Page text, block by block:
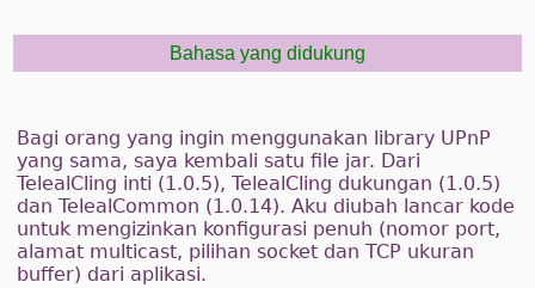
Bahasa yang didukung
Bagi orang yang ingin menggunakan library UPnP
yang sama, saya kembali satu file jar. Dari
TelealCling inti (1.0.5), TelealCling dukungan (1.0.5)
dan TelealCommon (1.0.14). Aku diubah lancar kode
untuk mengizinkan konfigurasi penuh (nomor port,
alamat multicast, pilihan socket dan TCP ukuran
buffer) dari aplikasi.